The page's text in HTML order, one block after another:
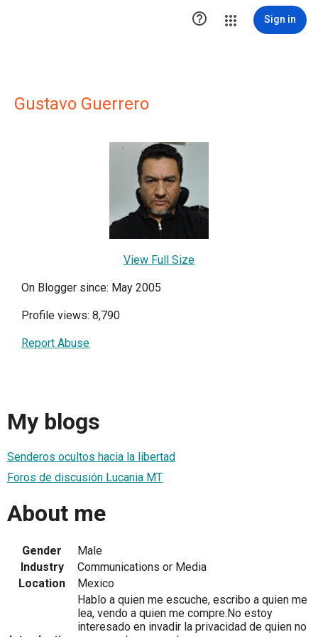
 Sign in
Gustavo Guerrero
View Full Size
On Blogger since: May 2005
Profile views: 8,790
Report Abuse
My blogs
Senderos ocultos hacia la libertad
Foros de discusión Lucania MT
About me
Gender
Male
Industry
Communications or Media
Location
Mexico
Hablo a quien me escuche, escribo a quien me
lea, vendo a quien me compre.No estoy
interesado en invadir la privacidad de quien no